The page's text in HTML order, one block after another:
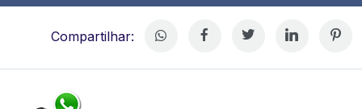
Compartilhar: